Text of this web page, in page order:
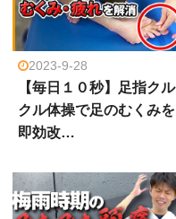
2023-9-28
【毎日１０秒】足指クル
クル体操で足のむくみを
即効改…